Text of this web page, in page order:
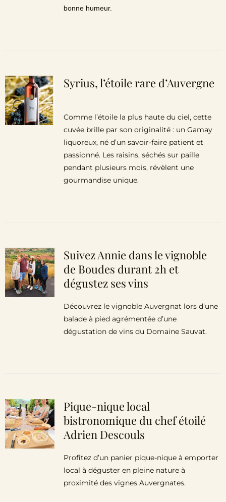
bonne humeur.
Syrius, l’étoile rare d’Auvergne
Comme l’étoile la plus haute du ciel, cette
cuvée brille par son originalité : un Gamay
liquoreux, né d’un savoir-faire patient et
passionné. Les raisins, séchés sur paille
pendant plusieurs mois, révèlent une
gourmandise unique.
Suivez Annie dans le vignoble
de Boudes durant 2h et
dégustez ses vins
Découvrez le vignoble Auvergnat lors d’une
balade à pied agrémentée d’une
dégustation de vins du Domaine Sauvat.
Pique-nique local
bistronomique du chef étoilé
Adrien Descouls
Profitez d’un panier pique-nique à emporter
local à déguster en pleine nature à
proximité des vignes Auvergnates.